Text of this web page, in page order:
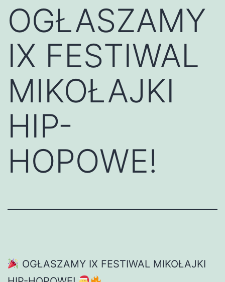
OGŁASZAMY
IX FESTIWAL
MIKOŁAJKI
HIP-
HOPOWE!
OGŁASZAMY IX FESTIWAL MIKOŁAJKI